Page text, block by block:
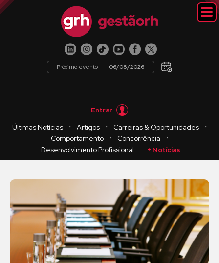
Próximo evento 06/08/2026
Entrar
Últimas Notícias
・ Artigos ・ Carreiras & Oportunidades
・
Comportamento
・ Concorrência
・
Desenvolvimento Profissional
+ Notícias